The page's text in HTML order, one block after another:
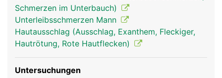
Schmerzen im Unterbauch)
Unterleibsschmerzen Mann
Hautausschlag (Ausschlag, Exanthem, Fleckiger,
Hautrötung, Rote Hautflecken)
Untersuchungen